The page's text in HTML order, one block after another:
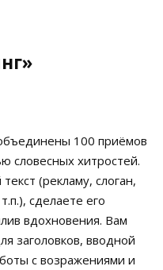
100 приёмов
словесных хитростей.
(рекламу, слоган,
сделаете его
вдохновения. Вам
заголовков, вводной
с возражениями и